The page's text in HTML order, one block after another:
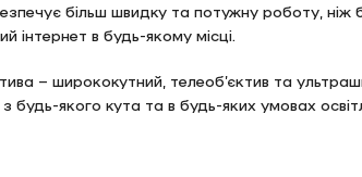
більш швидку та потужну роботу,
в будь-якому місці.
– ширококутний, телеоб’єктив та
якого кута та в будь-яких умовах